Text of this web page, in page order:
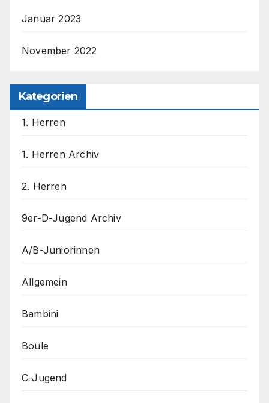
Januar 2023
November 2022
Kategorien
1. Herren
1. Herren Archiv
2. Herren
9er-D-Jugend Archiv
A/B-Juniorinnen
Allgemein
Bambini
Boule
C-Jugend